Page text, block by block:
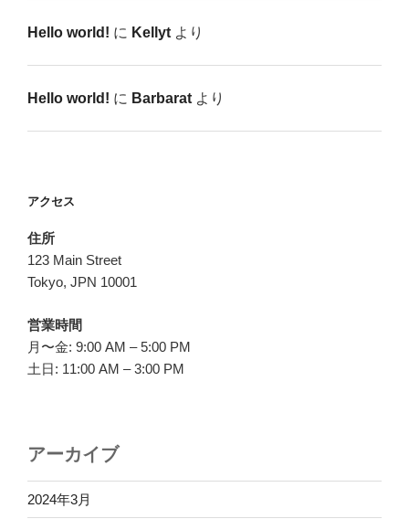
Hello world! に Kellyt より
Hello world! に Barbarat より
アクセス
住所
123 Main Street
Tokyo, JPN 10001
営業時間
月〜金: 9:00 AM – 5:00 PM
土日: 11:00 AM – 3:00 PM
アーカイブ
2024年3月